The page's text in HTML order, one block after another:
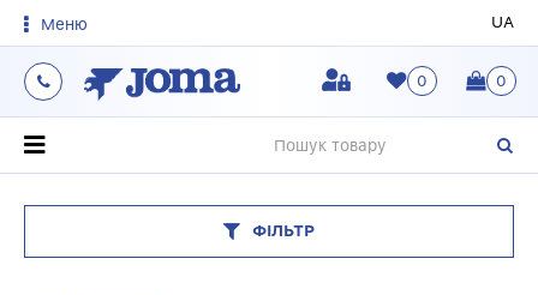
Меню UA
0
0
ФІЛЬТР